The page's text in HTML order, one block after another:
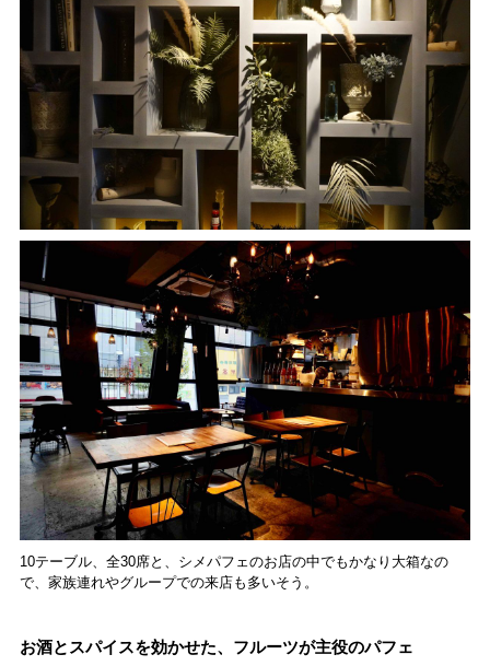
10テーブル、全30席と、シメパフェのお店の中でもかなり大箱なの
で、家族連れやグループでの来店も多いそう。
お酒とスパイスを効かせた、フルーツが主役のパフェ